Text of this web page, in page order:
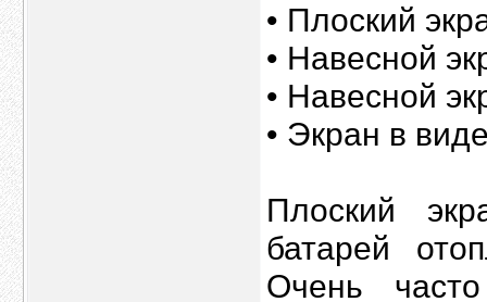
• Плоский
• Навесной
• Навесной
• Экран в
Плоский
батарей
Очень